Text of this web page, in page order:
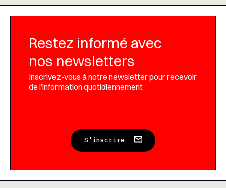
Restez informé avec
nos newsletters
Inscrivez-vous à notre newsletter pour recevoir
de l’information quotidiennement
S'inscrire